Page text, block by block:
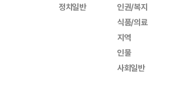
정치일반
인권/복지
식품/의료
지역
인물
사회일반